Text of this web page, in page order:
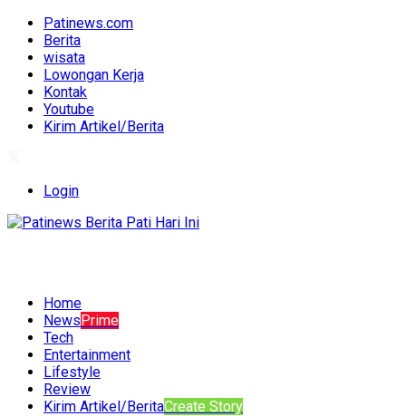
Patinews.com
Berita
wisata
Lowongan Kerja
Kontak
Youtube
Kirim Artikel/Berita
Login
Home
NewsPrime
Tech
Entertainment
Lifestyle
Review
Kirim Artikel/BeritaCreate Story